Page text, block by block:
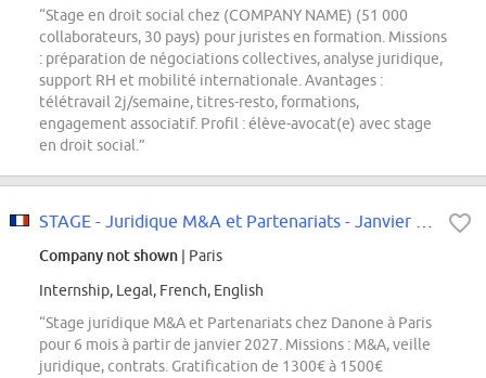
“Stage en droit social chez (COMPANY NAME) (51 000
collaborateurs, 30 pays) pour juristes en formation. Missions
: préparation de négociations collectives, analyse juridique,
support RH et mobilité internationale. Avantages :
télétravail 2j/semaine, titres-resto, formations,
engagement associatif. Profil : élève-avocat(e) avec stage
en droit social.”
Company not shown | Paris
Internship, Legal, French, English
“Stage juridique M&A et Partenariats chez Danone à Paris
pour 6 mois à partir de janvier 2027. Missions : M&A, veille
juridique, contrats. Gratification de 1300€ à 1500€